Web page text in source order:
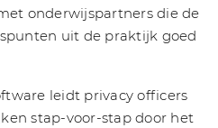
onderwijspartners die de
uit de praktijk goed
leidt privacy officers
stap-voor-stap door het